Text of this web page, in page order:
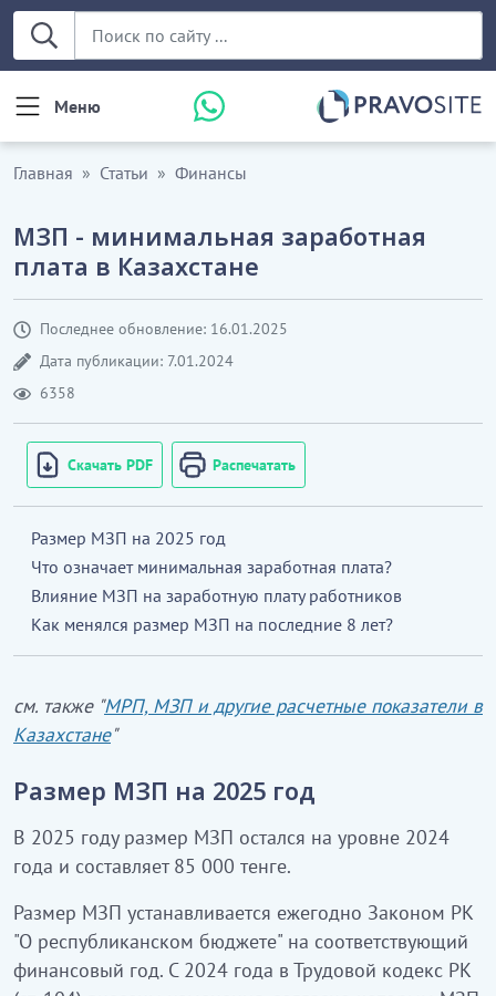
Меню
Главная Статьи Финансы
МЗП - минимальная заработная
плата в Казахстане
Последнее обновление: 16.01.2025
Дата публикации: 7.01.2024
6358
Скачать PDF Распечатать
Размер МЗП на 2025 год
Что означает минимальная заработная плата?
Влияние МЗП на заработную плату работников
Как менялся размер МЗП на последние 8 лет?
см. также "МРП, МЗП и другие расчетные показатели в
Казахстане"
Размер МЗП на 2025 год
В 2025 году размер МЗП остался на уровне 2024
года и составляет 85 000 тенге.
Размер МЗП устанавливается ежегодно Законом РК
"О республиканском бюджете" на соответствующий
финансовый год. С 2024 года в Трудовой кодекс РК